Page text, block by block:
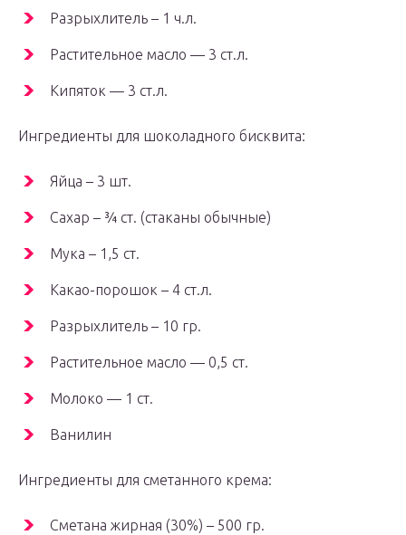
Разрыхлитель – 1 ч.л.
Растительное масло — 3 ст.л.
Кипяток — 3 ст.л.
Ингредиенты для шоколадного бисквита:
Яйца – 3 шт.
Сахар – ¾ ст. (стаканы обычные)
Мука – 1,5 ст.
Какао-порошок – 4 ст.л.
Разрыхлитель – 10 гр.
Растительное масло — 0,5 ст.
Молоко — 1 ст.
Ванилин
Ингредиенты для сметанного крема:
Сметана жирная (30%) – 500 гр.